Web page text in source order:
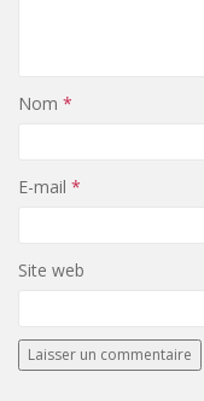
Nom *
E-mail *
Site web